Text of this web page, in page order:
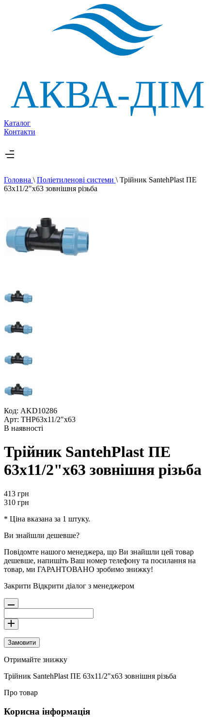
Каталог
Контакти
Головна \ Поліетиленові системи \ Трійник SantehPlast ПЕ
63x11/2"x63 зовнішня різьба
Код: AKD10286
Арт: ТНР63x11/2"x63
В наявності
Трійник SantehPlast ПЕ
63x11/2"x63 зовнішня різьба
413 грн
310 грн
* Ціна вказана за 1 штуку.
Ви знайшли дешевше?
Повідомте нашого менеджера, що Ви знайшли цей товар
дешевше, напишіть Ваш номер телефону та посилання на
товар, ми ГАРАНТОВАНО зробимо знижку!
Закрити Відкрити діалог з менеджером
Замовити
Отримайте знижку
Трійник SantehPlast ПЕ 63x11/2"x63 зовнішня різьба
Про товар
Корисна інформація